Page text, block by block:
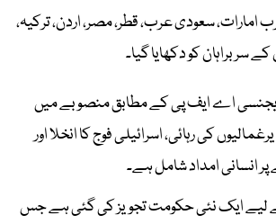
سعودی عرب، قطر، مصر، اردن، ترکیہ،
کے سربراہان کو دکھایا گیا۔
اے ایف پی کے مطابق منصوبے میں
کی رہائی، اسرائیلی فوج کا انخلا اور
انسانی امداد شامل ہے۔
لیے ایک نئی حکومت تجویز کی گئی ہے جس